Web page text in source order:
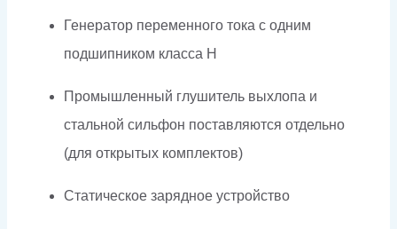
Генератор переменного тока с одним
подшипником класса H
Промышленный глушитель выхлопа и
стальной сильфон поставляются отдельно
(для открытых комплектов)
Статическое зарядное устройство